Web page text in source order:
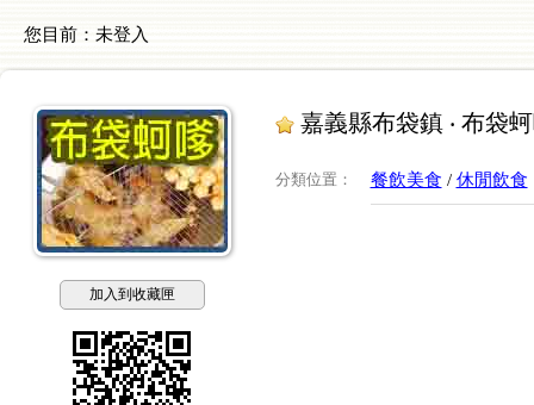
您目前： 未登入
加入到收藏匣
嘉義縣布袋鎮 ‧ 布袋
分類位置 ： 餐飲美食 / 休閒飲食